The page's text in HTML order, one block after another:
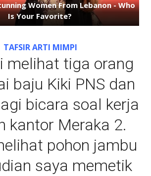
TAFSIR ARTI MIMPI
melihat tiga orang
baju Kiki PNS dan
bicara soal kerja
kantor Meraka 2.
pohon jambu
saya memetik